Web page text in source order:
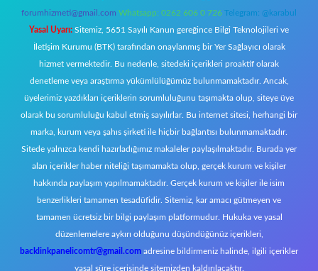
forumhizmeti@gmail.com Whatsapp: 0262 606 0 726 Telegram: @karabul
Yasal Uyarı: Sitemiz, 5651 Sayılı Kanun gereğince Bilgi Teknolojileri ve
İletişim Kurumu (BTK) tarafından onaylanmış bir Yer Sağlayıcı olarak
hizmet vermektedir. Bu nedenle, sitedeki içerikleri proaktif olarak
denetleme veya araştırma yükümlülüğümüz bulunmamaktadır. Ancak,
üyelerimiz yazdıkları içeriklerin sorumluluğunu taşımakta olup, siteye üye
olarak bu sorumluluğu kabul etmiş sayılırlar. Bu internet sitesi, herhangi bir
marka, kurum veya şahıs şirketi ile hiçbir bağlantısı bulunmamaktadır.
Sitede yalnızca kendi hazırladığımız makaleler paylaşılmaktadır. Burada yer
alan içerikler haber niteliği taşımamakta olup, gerçek kurum ve kişiler
hakkında paylaşım yapılmamaktadır. Gerçek kurum ve kişiler ile isim
benzerlikleri tamamen tesadüfidir. Sitemiz, kar amacı gütmeyen ve
tamamen ücretsiz bir bilgi paylaşım platformudur. Hukuka ve yasal
düzenlemelere aykırı olduğunu düşündüğünüz içerikleri,
backlinkpanelicomtr@gmail.com adresine bildirmeniz halinde, ilgili içerikler
yasal süre içerisinde sitemizden kaldırılacaktır.